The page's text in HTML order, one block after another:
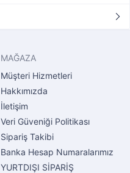
MAĞAZA
Müşteri Hizmetleri
Hakkımızda
İletişim
Veri Güveniği Politikası
Sipariş Takibi
Banka Hesap Numaralarımız
YURTDIŞI SİPARİŞ